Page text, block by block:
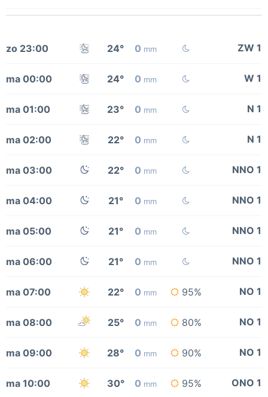
zo 23:00 24° 0 mm ZW 1
ma 00:00 24° 0 mm W 1
ma 01:00 23° 0 mm N 1
ma 02:00 22° 0 mm N 1
ma 03:00 22° 0 mm NNO 1
ma 04:00 21° 0 mm NNO 1
ma 05:00 21° 0 mm NNO 1
ma 06:00 21° 0 mm NNO 1
ma 07:00 22° 0 mm 95% NO 1
ma 08:00 25° 0 mm 80% NO 1
ma 09:00 28° 0 mm 90% NO 1
ma 10:00 30° 0 mm 95% ONO 1